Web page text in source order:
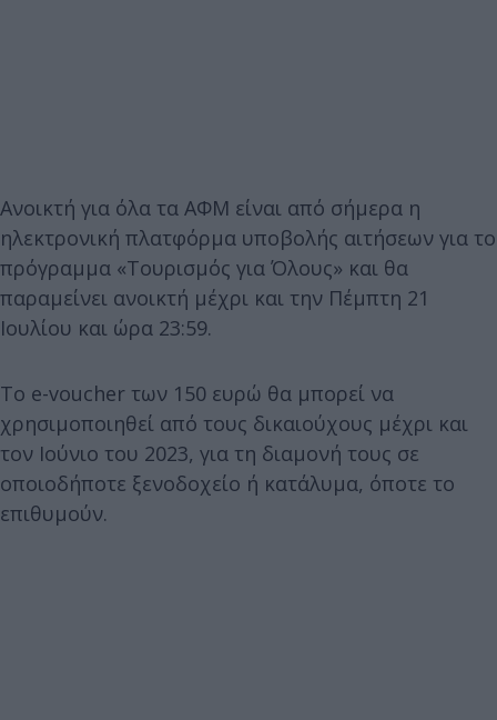
Ανοικτή για όλα τα ΑΦΜ είναι από σήμερα η
ηλεκτρονική πλατφόρμα υποβολής αιτήσεων για το
πρόγραμμα «Τουρισμός για Όλους» και θα
παραμείνει ανοικτή μέχρι και την Πέμπτη 21
Ιουλίου και ώρα 23:59.
Το e-voucher των 150 ευρώ θα μπορεί να
χρησιμοποιηθεί από τους δικαιούχους μέχρι και
τον Ιούνιο του 2023, για τη διαμονή τους σε
οποιοδήποτε ξενοδοχείο ή κατάλυμα, όποτε το
επιθυμούν.